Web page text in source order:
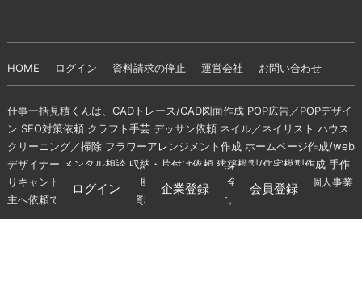
HOME ログイン 資料請求の停止 運営会社 お問い合わせ
仕事一括見積くんは、CADトレース/CAD図面作成 POP広告／POPデザイ
ン SEO対策依頼 クラフト手芸 デッサン依頼 ネイル／ネイリスト ハウス
クリーニング／掃除 フラワーアレンジメント作成 ホームページ作成/web
デザイナー メンタル相談 収納・片付け依頼 建築模型/住宅模型作成 手作
りキャンドル 空間デザイン 風水鑑定 の仕事を全国の登録企業・個人事業
主へ依頼できる無料の一括資料請求サイトです。
ログイン 企業登録 会員登録